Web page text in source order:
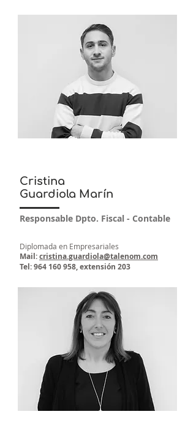
Cristina
Guardiola Marín
Responsable Dpto. Fiscal - Contable
Diplomada en Empresariales
Mail:cristina.guardiola@talenom.com
Tel:964 160 958, extensión 203